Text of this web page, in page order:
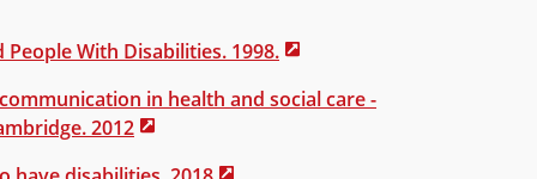
With Disabilities. 1998.
in health and social care -
2012